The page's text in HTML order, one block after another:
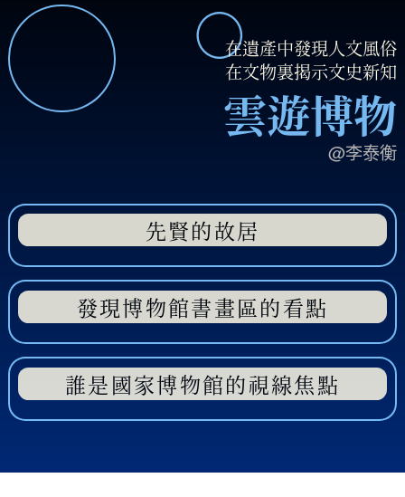
在遺產中發現人文風俗
在文物裏揭示文史新知
雲遊博物
@李泰衡
先賢的故居
發現博物館書畫區的看點
誰是國家博物館的視線焦點